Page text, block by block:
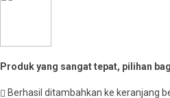
Produk yang sangat tepat, pilihan
Berhasil ditambahkan ke keranjang